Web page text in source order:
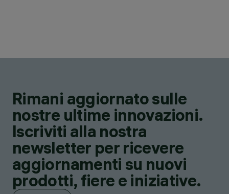
Rimani aggiornato sulle
nostre ultime innovazioni.
Iscriviti alla nostra
newsletter per ricevere
aggiornamenti su nuovi
prodotti, fiere e iniziative.